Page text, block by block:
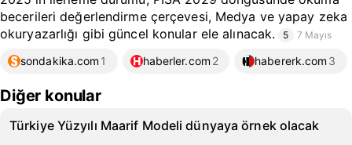
becerileri değerlendirme çerçevesi, Medya ve yapay zeka
okuryazarlığı gibi güncel konular ele alınacak.
5 7 Mayıs
sondakika.com 1 haberler.com 2 habererk.com 3
Diğer konular
Türkiye Yüzyılı Maarif Modeli dünyaya örnek olacak